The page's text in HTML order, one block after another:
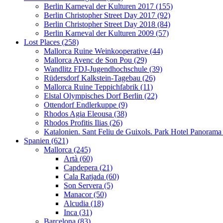
Berlin Karneval der Kulturen 2017 (155)
Berlin Christopher Street Day 2017 (92)
Berlin Christopher Street Day 2018 (84)
Berlin Karneval der Kulturen 2009 (57)
Lost Places (258)
Mallorca Ruine Weinkooperative (44)
Mallorca Avenc de Son Pou (29)
Wandlitz FDJ-Jugendhochschule (39)
Rüdersdorf Kalkstein-Tagebau (26)
Mallorca Ruine Teppichfabrik (11)
Elstal Olympisches Dorf Berlin (22)
Ottendorf Endlerkuppe (9)
Rhodos Agia Eleousa (38)
Rhodos Profitis Ilias (26)
Katalonien. Sant Feliu de Guixols. Park Hotel
Spanien (621)
Mallorca (245)
Artà (60)
Capdepera (21)
Cala Ratjada (60)
Son Servera (5)
Manacor (50)
Alcudia (18)
Inca (31)
Barcelona (83)